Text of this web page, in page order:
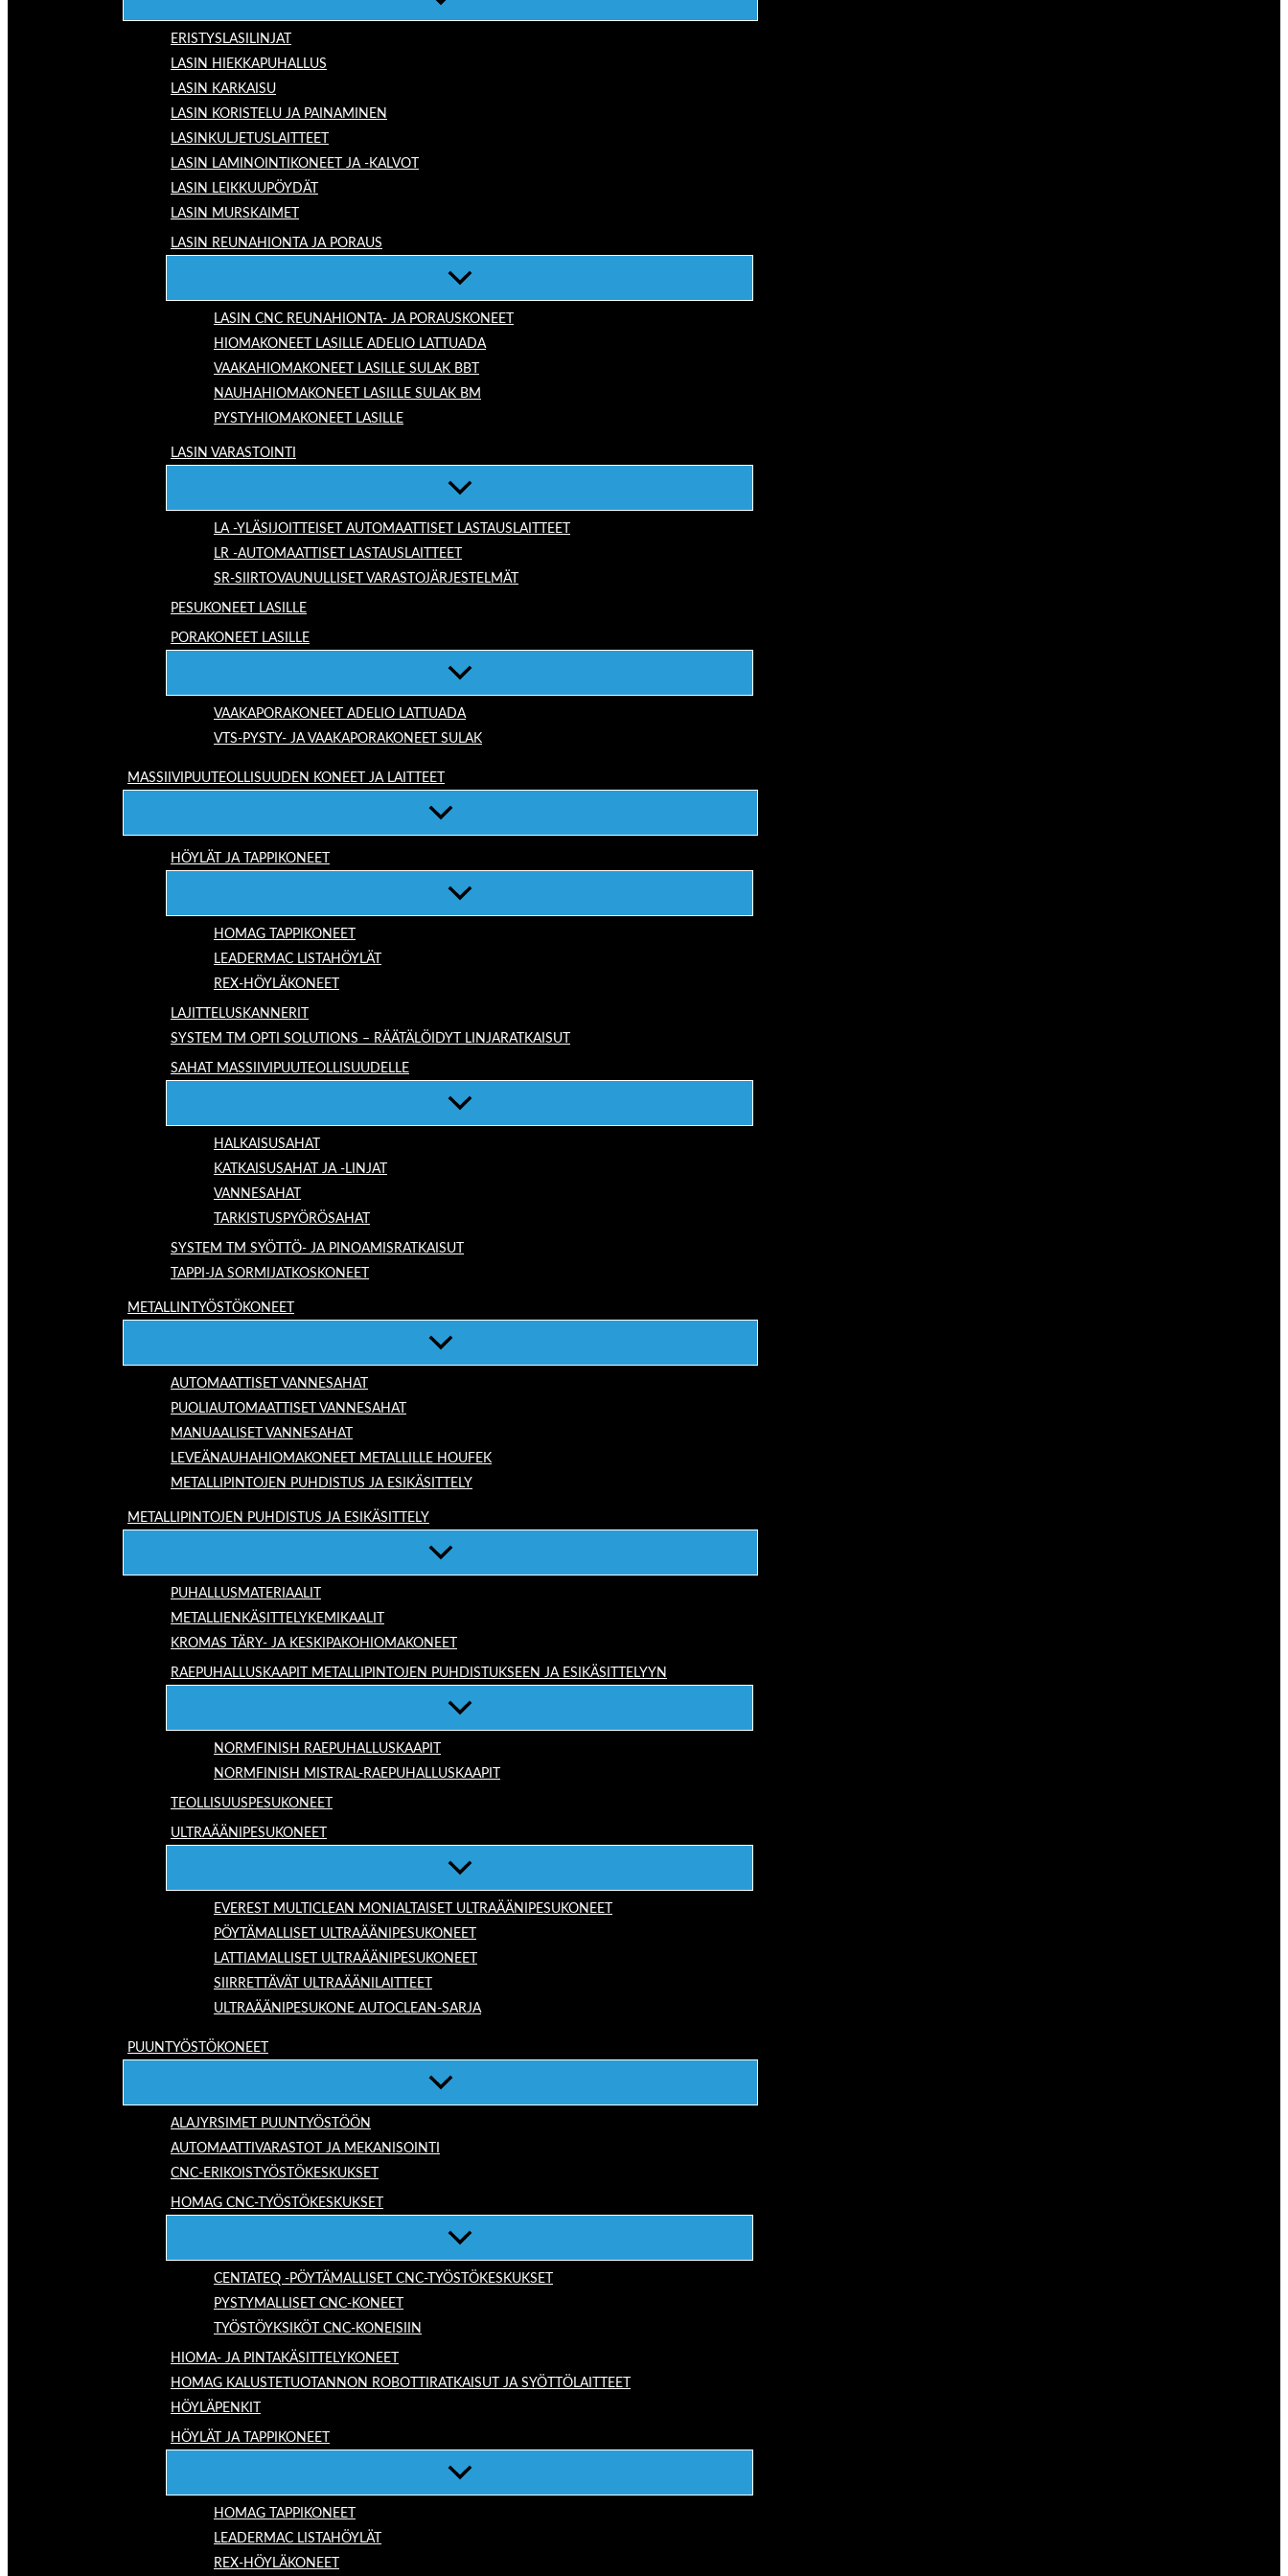
ERISTYSLASILINJAT
LASIN HIEKKAPUHALLUS
LASIN KARKAISU
LASIN KORISTELU JA PAINAMINEN
LASINKULJETUSLAITTEET
LASIN LAMINOINTIKONEET JA -KALVOT
LASIN LEIKKUUPÖYDÄT
LASIN MURSKAIMET
LASIN REUNAHIONTA JA PORAUS
LASIN CNC REUNAHIONTA- JA PORAUSKONEET
HIOMAKONEET LASILLE ADELIO LATTUADA
VAAKAHIOMAKONEET LASILLE SULAK BBT
NAUHAHIOMAKONEET LASILLE SULAK BM
PYSTYHIOMAKONEET LASILLE
LASIN VARASTOINTI
LA -YLÄSIJOITTEISET AUTOMAATTISET LASTAUSLAITTEET
LR -AUTOMAATTISET LASTAUSLAITTEET
SR-SIIRTOVAUNULLISET VARASTOJÄRJESTELMÄT
PESUKONEET LASILLE
PORAKONEET LASILLE
VAAKAPORAKONEET ADELIO LATTUADA
VTS-PYSTY- JA VAAKAPORAKONEET SULAK
MASSIIVIPUUTEOLLISUUDEN KONEET JA LAITTEET
HÖYLÄT JA TAPPIKONEET
HOMAG TAPPIKONEET
LEADERMAC LISTAHÖYLÄT
REX-HÖYLÄKONEET
LAJITTELUSKANNERIT
SYSTEM TM OPTI SOLUTIONS – RÄÄTÄLÖIDYT LINJARATKAISUT
SAHAT MASSIIVIPUUTEOLLISUUDELLE
HALKAISUSAHAT
KATKAISUSAHAT JA -LINJAT
VANNESAHAT
TARKISTUSPYÖRÖSAHAT
SYSTEM TM SYÖTTÖ- JA PINOAMISRATKAISUT
TAPPI-JA SORMIJATKOSKONEET
METALLINTYÖSTÖKONEET
AUTOMAATTISET VANNESAHAT
PUOLIAUTOMAATTISET VANNESAHAT
MANUAALISET VANNESAHAT
LEVEÄNAUHAHIOMAKONEET METALLILLE HOUFEK
METALLIPINTOJEN PUHDISTUS JA ESIKÄSITTELY
METALLIPINTOJEN PUHDISTUS JA ESIKÄSITTELY
PUHALLUSMATERIAALIT
METALLIENKÄSITTELYKEMIKAALIT
KROMAS TÄRY- JA KESKIPAKOHIOMAKONEET
RAEPUHALLUSKAAPIT METALLIPINTOJEN PUHDISTUKSEEN JA ESIKÄSITTELYYN
NORMFINISH RAEPUHALLUSKAAPIT
NORMFINISH MISTRAL-RAEPUHALLUSKAAPIT
TEOLLISUUSPESUKONEET
ULTRAÄÄNIPESUKONEET
EVEREST MULTICLEAN MONIALTAISET ULTRAÄÄNIPESUKONEET
PÖYTÄMALLISET ULTRAÄÄNIPESUKONEET
LATTIAMALLISET ULTRAÄÄNIPESUKONEET
SIIRRETTÄVÄT ULTRAÄÄNILAITTEET
ULTRAÄÄNIPESUKONE AUTOCLEAN-SARJA
PUUNTYÖSTÖKONEET
ALAJYRSIMET PUUNTYÖSTÖÖN
AUTOMAATTIVARASTOT JA MEKANISOINTI
CNC-ERIKOISTYÖSTÖKESKUKSET
HOMAG CNC-TYÖSTÖKESKUKSET
CENTATEQ -PÖYTÄMALLISET CNC-TYÖSTÖKESKUKSET
PYSTYMALLISET CNC-KONEET
TYÖSTÖYKSIKÖT CNC-KONEISIIN
HIOMA- JA PINTAKÄSITTELYKONEET
HOMAG KALUSTETUOTANNON ROBOTTIRATKAISUT JA SYÖTTÖLAITTEET
HÖYLÄPENKIT
HÖYLÄT JA TAPPIKONEET
HOMAG TAPPIKONEET
LEADERMAC LISTAHÖYLÄT
REX-HÖYLÄKONEET